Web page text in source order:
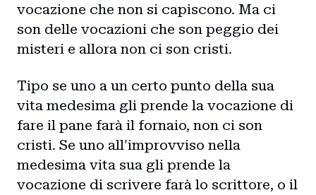
vocazione che non si capiscono. Ma ci
son delle vocazioni che son peggio dei
misteri e allora non ci son cristi.
Tipo se uno a un certo punto della sua
vita medesima gli prende la vocazione di
fare il pane farà il fornaio, non ci son
cristi. Se uno all'improvviso nella
medesima vita sua gli prende la
vocazione di scrivere farà lo scrittore, o il